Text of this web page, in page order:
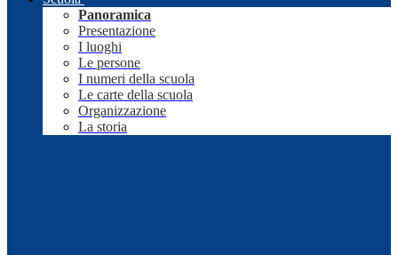
Panoramica
Presentazione
I luoghi
Le persone
I numeri della scuola
Le carte della scuola
Organizzazione
La storia